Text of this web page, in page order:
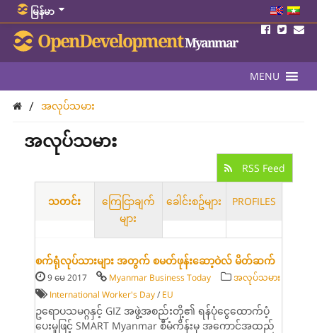
မြန်မာ
OpenDevelopmentMyanmar
MENU
/ အလုပ်သမား
အလုပ်သမား
RSS Feed
သတင်း
ကြေငြာချက်
များ
ခေါင်းစဥ်များ PROFILES
စက်ရုံလုပ်သားများ အတွက် စမတ်ဖုန်းဆော့ဝဲလ် မိတ်ဆက်
9 မေ 2017 Myanmar Business Today
အလုပ်သမား
International Worker's Day / EU
ဥရောပသမဂ္ဂနှင့် GIZ အဖွဲ့အစည်းတို့၏ ရန်ပုံငွေထောက်ပံ့
ပေးမှုဖြင့် SMART Myanmar စီမံကိန်းမှ အကောင်အထည်